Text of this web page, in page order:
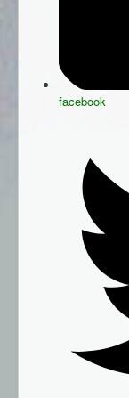
facebook